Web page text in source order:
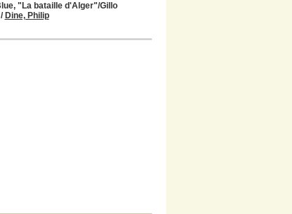
"La bataille d'Alger"/Gillo
Dine, Philip